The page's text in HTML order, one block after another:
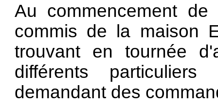
Au commencement
commis de la maison
trouvant en tournée
différents
demandant des